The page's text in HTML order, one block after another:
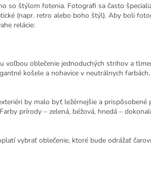
so štýlom fotenia. Fotografi sa často
(napr. retro alebo boho štýl). Aby boli
relácie:
voľbou oblečenie jednoduchých strihov a
košele a nohavice v neutrálnych
by malo byť ležérnejšie a prispôsobené
prírody – zelená, béžová, hnedá –
vybrať oblečenie, ktoré bude odrážať